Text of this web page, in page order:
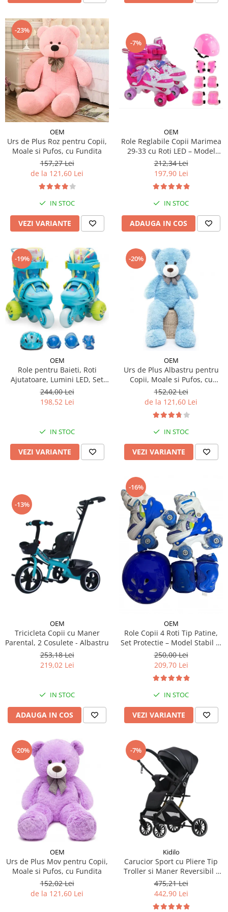
-23%
OEM
Urs de Plus Roz pentru Copii,
Moale si Pufos, cu Fundita
157,27 Lei
de la 121,60 Lei
IN STOC
VEZI VARIANTE
-7%
OEM
Role Reglabile Copii Marimea
29-33 cu Roti LED – Model
Sirena, SET PROTECTIE
INCLUS
212,34 Lei
197,90 Lei
IN STOC
ADAUGA IN COS
-19%
OEM
Role pentru Baieti, Roti
Ajutatoare, Lumini LED, Set
Protectie
244,00 Lei
198,52 Lei
IN STOC
VEZI VARIANTE
-20%
OEM
Urs de Plus Albastru pentru
Copii, Moale si Pufos, cu
Fundita
152,02 Lei
de la 121,60 Lei
IN STOC
VEZI VARIANTE
-13%
OEM
Tricicleta Copii cu Maner
Parental, 2 Cosulete - Albastru
253,18 Lei
219,02 Lei
IN STOC
ADAUGA IN COS
-16%
OEM
Role Copii 4 Roti Tip Patine,
Set Protectie – Model Stabil si
Reglabil - Albastru
250,00 Lei
209,70 Lei
IN STOC
VEZI VARIANTE
-20%
OEM
Urs de Plus Mov pentru Copii,
Moale si Pufos, cu Fundita
152,02 Lei
de la 121,60 Lei
-7%
Kidilo
Carucior Sport cu Pliere Tip
Troller si Maner Reversibil -
Negru
475,21 Lei
442,90 Lei